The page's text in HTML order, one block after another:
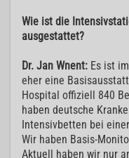
Wie ist die
ausgestattet?
Dr. Jan Wnent: Es ist
eher eine
Hospital offiziell 840
haben deutsche
Intensivbetten bei
Wir haben Basis-
Aktuell haben wir nur